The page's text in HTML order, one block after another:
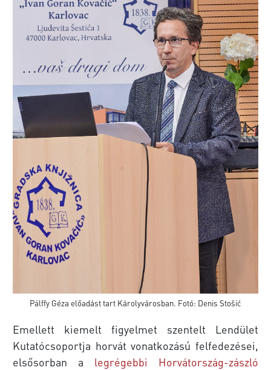
Pálffy Géza előadást tart Károlyvárosban. Fotó: Denis Stošić
Emellett kiemelt figyelmet szentelt Lendület
Kutatócsoportja horvát vonatkozású felfedezései,
elsősorban a legrégebbi Horvátország-zászló